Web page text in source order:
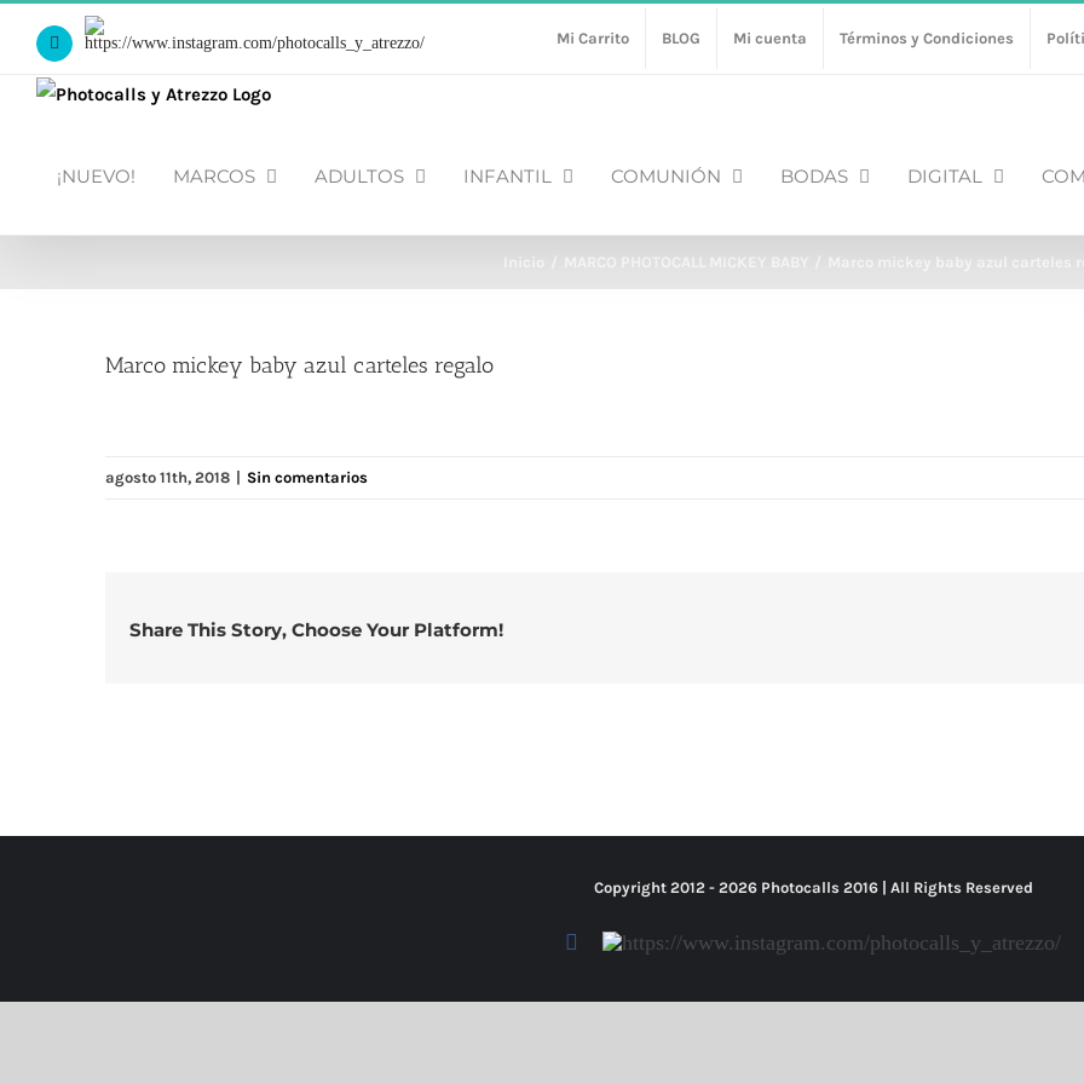
contenido
Facebook
Https://www.instagram.com/photocalls_y_atrezzo/ Mi Carrito BLOG Mi cuenta Términos y Condiciones
¡NUEVO! MARCOS ADULTOS INFANTIL COMUNIÓN BODAS DIGITAL
Inicio MARCO PHOTOCALL MICKEY BABY Marco mickey baby azul carteles
Marco mickey baby azul carteles regalo
agosto 11th, 2018 | Sin comentarios
Share This Story, Choose Your Platform!
Copyright 2012 - 2026 Photocalls 2016| All Rights Reserved
Facebook
Https://www.instagram.com/photocalls_y_atrezzo/